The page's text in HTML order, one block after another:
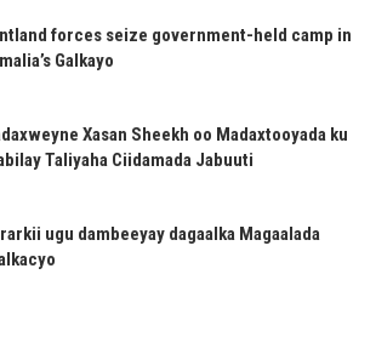
forces seize government-held camp in
Galkayo
Xasan Sheekh oo Madaxtooyada ku
Taliyaha Ciidamada Jabuuti
ugu dambeeyay dagaalka Magaalada